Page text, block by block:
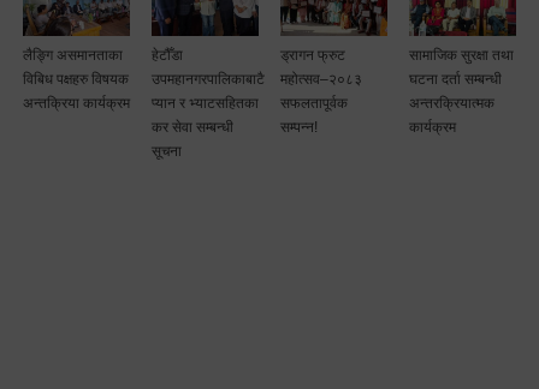
लैङ्गि असमानताका
विबिध पक्षहरु विषयक
अन्तक्रिया कार्यक्रम
हेटौँडा
उपमहानगरपालिकाबाटै
प्यान र भ्याटसहितका
कर सेवा सम्बन्धी
सूचना
ड्रागन फ्रुट
महोत्सव–२०८३
सफलतापूर्वक
सम्पन्न!
सामाजिक सुरक्षा तथा
घटना दर्ता सम्बन्धी
अन्तरक्रियात्मक
कार्यक्रम